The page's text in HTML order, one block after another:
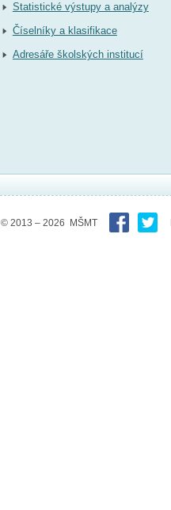
Statistické výstupy a analýzy
Číselníky a klasifikace
Adresáře školských institucí
© 2013 – 2026 MŠMT